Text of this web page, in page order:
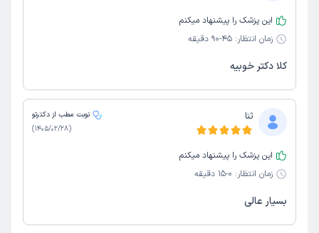
این پزشک را پیشنهاد میکنم
زمان انتظار: 45-90 دقیقه
کلا دکتر خوبیه
ثنا
نوبت مطب از دکترتو
(
1405/02/28
)
این پزشک را پیشنهاد میکنم
زمان انتظار: 0-15 دقیقه
بسیار عالی